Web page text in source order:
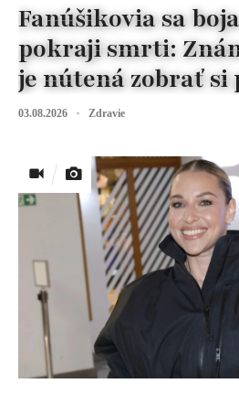
Fanúšikovia sa
pokraji smrti:
je nútená zobrať si
03.08.2026 Zdravie